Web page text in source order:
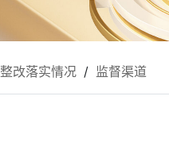
整改落实情况 / 监督渠道